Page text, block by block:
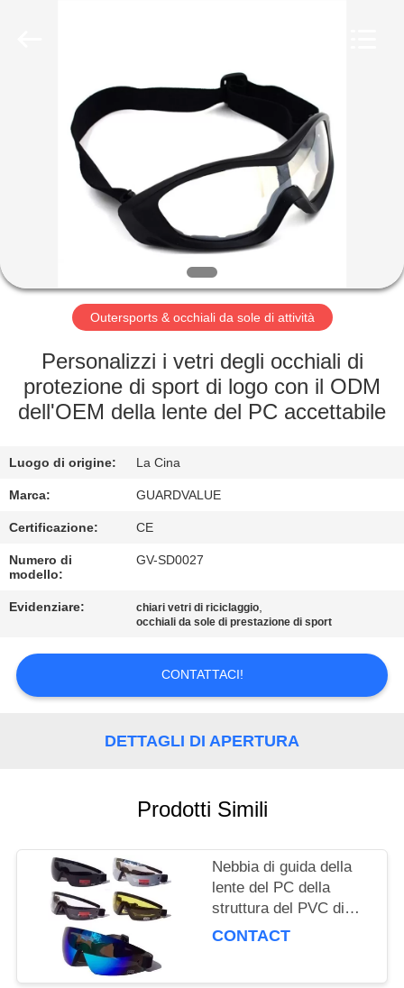
BENVENUTO
PRODOTTI
NOI
DELLA
FABBRICA
RICHIEDA
UNA
CITAZIONE
MAPPA
SITO
PRIVACY
Outersports & occhiali da sole di attività
Personalizzi i vetri degli occhiali di
protezione di sport di logo con il ODM
dell'OEM della lente del PC accettabile
Luogo di origine: La Cina
Marca: GUARDVALUE
Certificazione: CE
Numero di
modello:
GV-SD0027
Evidenziare: chiari vetri di riciclaggio,
occhiali da sole di prestazione di sport
CONTATTACI!
DETTAGLI DI APERTURA
Prodotti Simili
Nebbia di guida della
lente del PC della
struttura del PVC di
vetro di notte di sport
CONTACT